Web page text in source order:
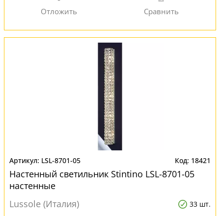
LSL-8701-05 18421
Настенный светильник Stintino LSL-8701-05
настенные
Lussole (Италия)
33 шт.